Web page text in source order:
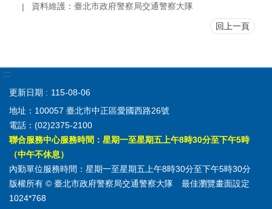
資料維護：臺北市政府警察局交通警察大隊
回上一頁
:::
更新日期
115-08-06
地址：100057 臺北市中正區愛國西路26號
電話：(02)2375-2100
聯合服務中心服務時間：星期一至星期五上午8時30分至下午5時
（中午不休息）
內勤單位服務時間：星期一至星期五上午8時30分至下午5時30分
版權所有 © 臺北市政府警察局交通警察大隊 最佳瀏覽畫面設定
1024*768